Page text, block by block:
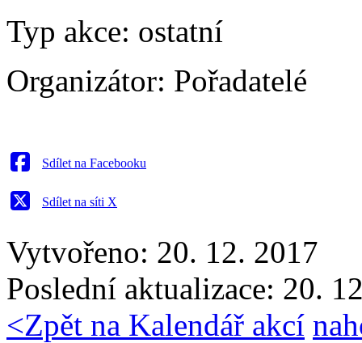
Typ akce: ostatní
Organizátor: Pořadatelé
Sdílet na Facebooku
Sdílet na síti X
Vytvořeno: 20. 12. 2017
Poslední aktualizace: 20.
<Zpět na Kalendář akcí